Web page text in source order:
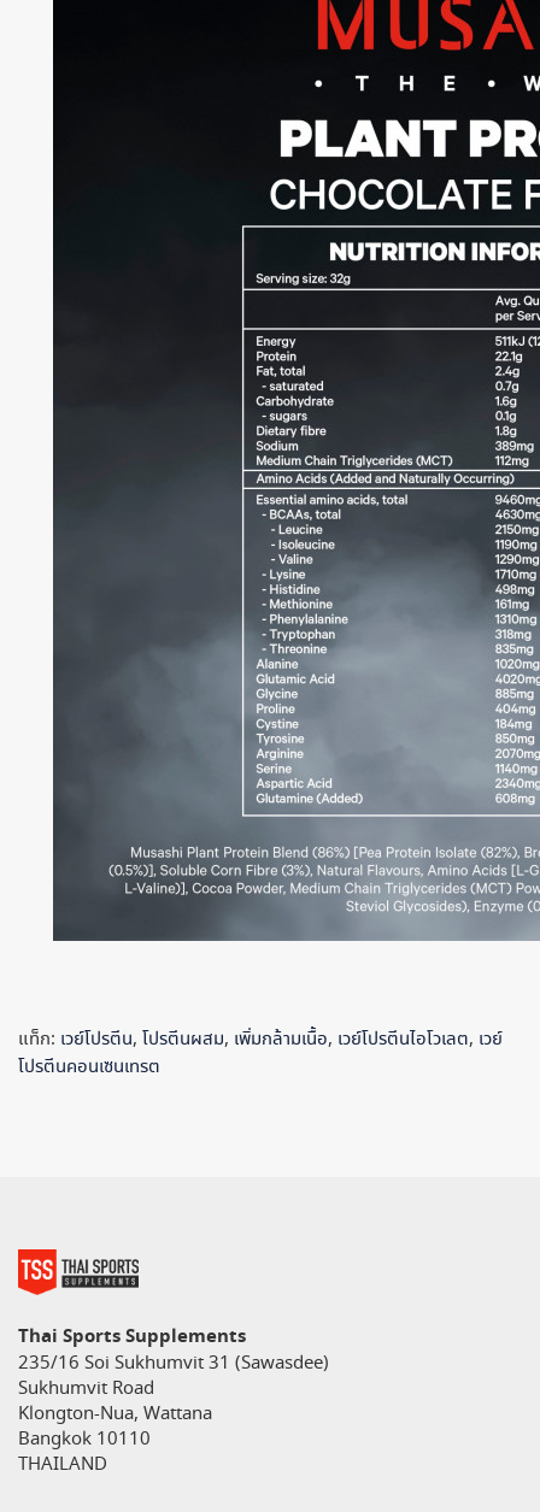
แท็ก: เวย์โปรตีน, โปรตีนผสม, เพิ่มกล้ามเนื้อ, เวย์โปรตีนไอโวเลต, เวย์
โปรตีนคอนเซนเทรต
Thai Sports Supplements
235/16 Soi Sukhumvit 31 (Sawasdee)
Sukhumvit Road
Klongton-Nua, Wattana
Bangkok 10110
THAILAND